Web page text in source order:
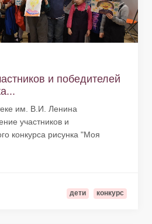
и победителей
им. В.И. Ленина
участников и
конкурса рисунка "Моя
дети конкурс